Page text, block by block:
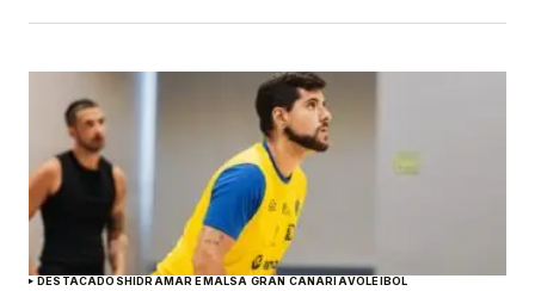
DESTACADOSHIDRAMAR EMALSA GRAN CANARIAVOLEIBOL